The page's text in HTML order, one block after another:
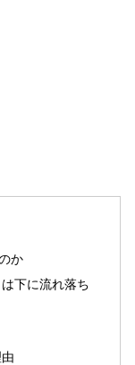
か
下に流れ落ち